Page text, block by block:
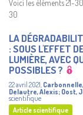
Voici les éléments 21-
30
LA
: SOUS L'EFFET
LUMIÈRE, AVEC
POSSIBLES ?
22 avril 2021,
Delautre, Alexis; Oost,
scientifique
Article scientifique